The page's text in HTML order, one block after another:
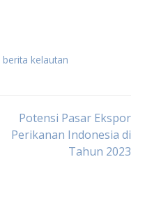
berita kelautan
Potensi Pasar Ekspor
Perikanan Indonesia di
Tahun 2023